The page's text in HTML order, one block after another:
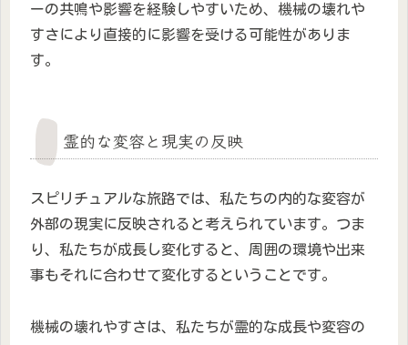
ーの共鳴や影響を経験しやすいため、機械の壊れや
すさにより直接的に影響を受ける可能性がありま
す。
霊的な変容と現実の反映
スピリチュアルな旅路では、私たちの内的な変容が
外部の現実に反映されると考えられています。つま
り、私たちが成長し変化すると、周囲の環境や出来
事もそれに合わせて変化するということです。
機械の壊れやすさは、私たちが霊的な成長や変容の